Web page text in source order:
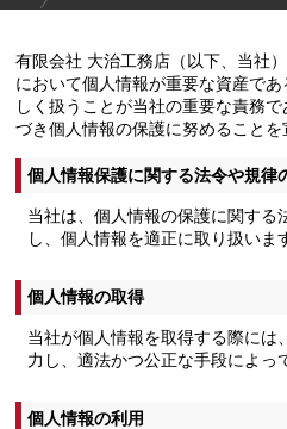
有限会社 大治工務店（以下、当社
において個人情報が重要な資産で
しく扱うことが当社の重要な責務
づき個人情報の保護に努めることを
個人情報保護に関する法令や規律
当社は、個人情報の保護に関する
し、個人情報を適正に取り扱いま
個人情報の取得
当社が個人情報を取得する際には
力し、適法かつ公正な手段によっ
個人情報の利用